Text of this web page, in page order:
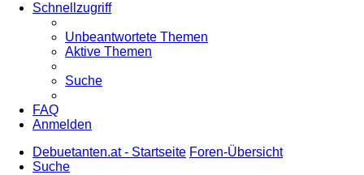
Schnellzugriff
Unbeantwortete Themen
Aktive Themen
Suche
FAQ
Anmelden
Debuetanten.at - Startseite Foren-Übersicht
Suche